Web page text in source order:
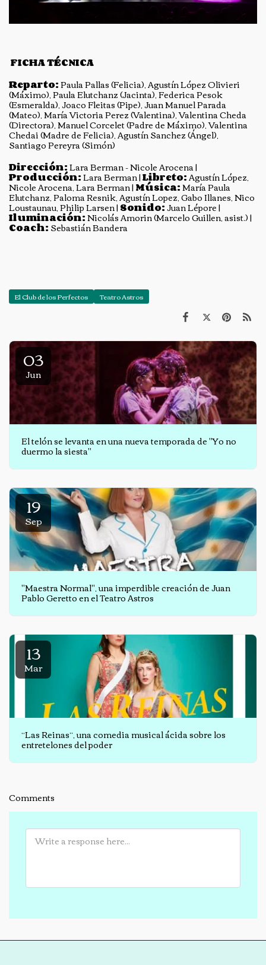
FICHA TÉCNICA
Reparto:Paula Pallas (Felicia), Agustín López Olivieri
(Máximo), Paula Elutchanz (Jacinta), Federica Pesok
(Esmeralda), Joaco Fleitas (Pipe), Juan Manuel Parada
(Mateo), María Victoria Perez (Valentina), Valentina Cheda
(Directora), Manuel Corcelet (Padre de Máximo), Valentina
Chedai (Madre de Felicia), Agustín Sanchez (Ángel),
Santiago Pereyra (Simón)
Dirección:Lara Berman - Nicole Arocena |
Producción:Lara Berman |Libreto:Agustín López,
Nicole Arocena, Lara Berman |Música:María Paula
Elutchanz, Paloma Resnik, Agustín Lopez, Gabo Illanes, Nico
Loustaunau, Philip Larsen |Sonido:Juan Lépore |
Iluminación:Nicolás Amorin (Marcelo Guillen, asist.) |
Coach:Sebastián Bandera
El Club de los Perfectos Teatro Astros
03
Jun
El telón se levanta en una nueva temporada de "Yo no
duermo la siesta"
19
Sep
"Maestra Normal", una imperdible creación de Juan
Pablo Geretto en el Teatro Astros
13
Mar
“Las Reinas”, una comedia musical ácida sobre los
entretelones del poder
Comments